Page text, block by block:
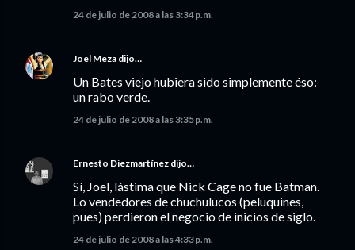
24 de julio de 2008 a las 3:34 p.m.
Joel Meza dijo…
Un Bates viejo hubiera sido simplemente éso:
un rabo verde.
24 de julio de 2008 a las 3:35 p.m.
Ernesto Diezmartínez dijo…
Sí, Joel, lástima que Nick Cage no fue Batman.
Lo vendedores de chuchulucos (peluquines,
pues) perdieron el negocio de inicios de siglo.
24 de julio de 2008 a las 4:33 p.m.